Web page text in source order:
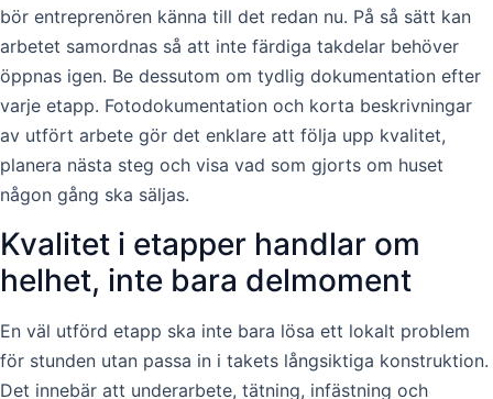
bör entreprenören känna till det redan nu. På så sätt kan
arbetet samordnas så att inte färdiga takdelar behöver
öppnas igen. Be dessutom om tydlig dokumentation efter
varje etapp. Fotodokumentation och korta beskrivningar
av utfört arbete gör det enklare att följa upp kvalitet,
planera nästa steg och visa vad som gjorts om huset
någon gång ska säljas.
Kvalitet i etapper handlar om
helhet, inte bara delmoment
En väl utförd etapp ska inte bara lösa ett lokalt problem
för stunden utan passa in i takets långsiktiga konstruktion.
Det innebär att underarbete, tätning, infästning och